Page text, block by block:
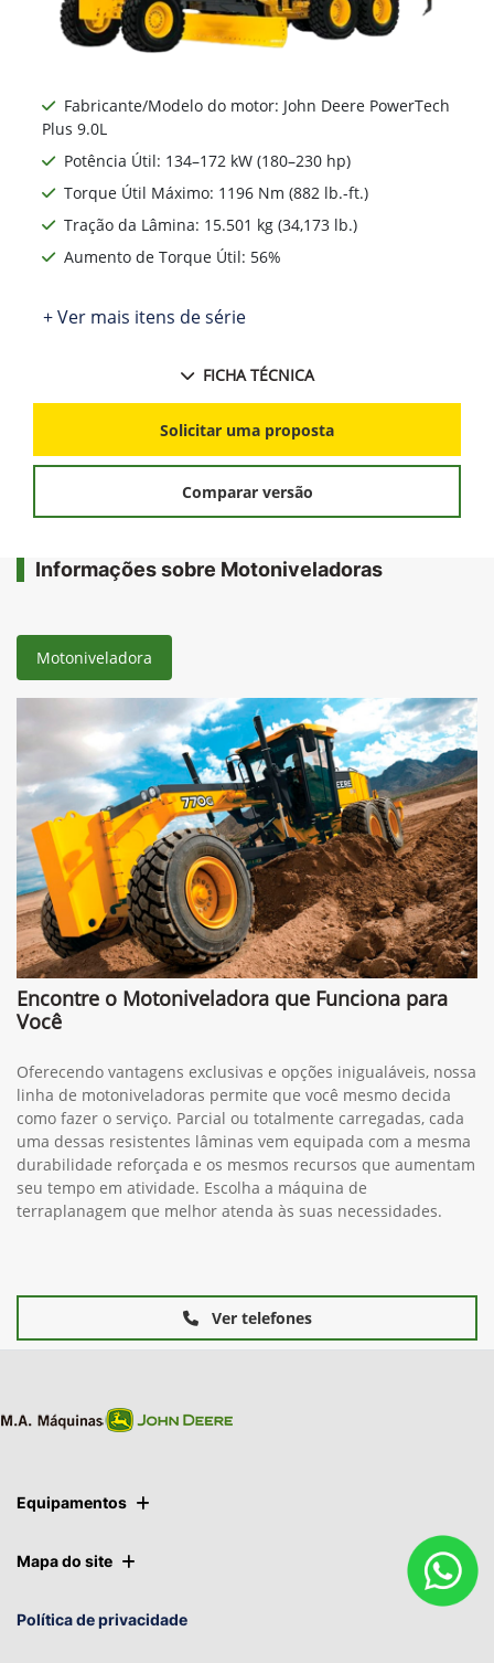
Fabricante/Modelo do motor: John Deere PowerTech
Plus 9.0L
Potência Útil: 134–172 kW (180–230 hp)
Torque Útil Máximo: 1196 Nm (882 lb.-ft.)
Tração da Lâmina: 15.501 kg (34,173 lb.)
Aumento de Torque Útil: 56%
+ Ver mais itens de série
FICHA TÉCNICA
Solicitar uma proposta
Comparar versão
Informações sobre Motoniveladoras
Motoniveladora
Encontre o Motoniveladora que Funciona para
Você
Oferecendo vantagens exclusivas e opções inigualáveis, nossa
linha de motoniveladoras permite que você mesmo decida
como fazer o serviço. Parcial ou totalmente carregadas, cada
uma dessas resistentes lâminas vem equipada com a mesma
durabilidade reforçada e os mesmos recursos que aumentam
seu tempo em atividade. Escolha a máquina de
terraplanagem que melhor atenda às suas necessidades.
Ver telefones
Equipamentos
Mapa do site
Política de privacidade